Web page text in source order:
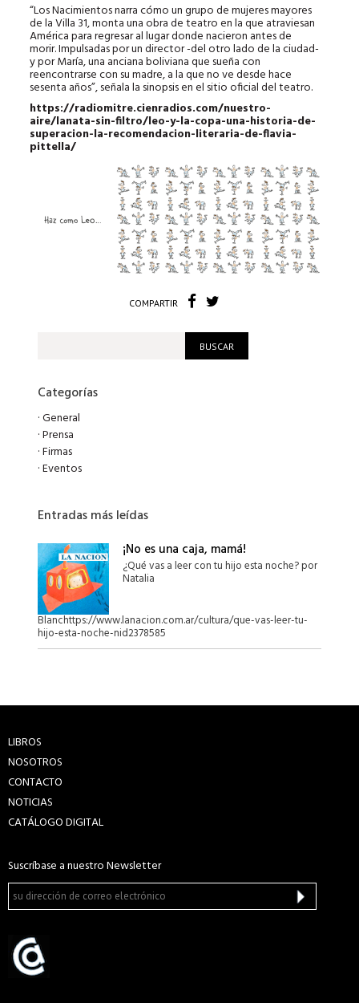
“Los Nacimientos narra cómo un grupo de mujeres mayores
de la Villa 31, monta una obra de teatro en la que atraviesan
América para regresar al lugar donde nacieron antes de
morir. Impulsadas por un director -del otro lado de la ciudad-
y por María, una anciana boliviana que sueña con
reencontrarse con su madre, a la que no ve desde hace
sesenta años”, señala la sinopsis en el sitio oficial del teatro.
https://radiomitre.cienradios.com/nuestro-
aire/lanata-sin-filtro/leo-y-la-copa-una-historia-de-
superacion-la-recomendacion-literaria-de-flavia-
pittella/
COMPARTIR
Categorías
·General
·Prensa
·Firmas
·Eventos
Entradas más leídas
¡No es una caja, mamá!
¿Qué vas a leer con tu hijo esta noche? por
Natalia
Blanchttps://www.lanacion.com.ar/cultura/que-vas-leer-tu-
hijo-esta-noche-nid2378585
LIBROS
NOSOTROS
CONTACTO
NOTICIAS
CATÁLOGO DIGITAL
Suscríbase a nuestro Newsletter